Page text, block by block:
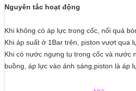
Nguyên tắc hoạt động
Khi không có áp lực trong cốc, nổi quả
Khi áp suất ở 1Bar trên, piston vượt qua
Khi có nước ngưng tụ trong cốc và nước
buồng, áp lực vào ánh sáng,piston là áp